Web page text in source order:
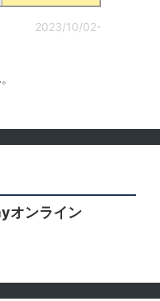
2023/10/02-
オンライン